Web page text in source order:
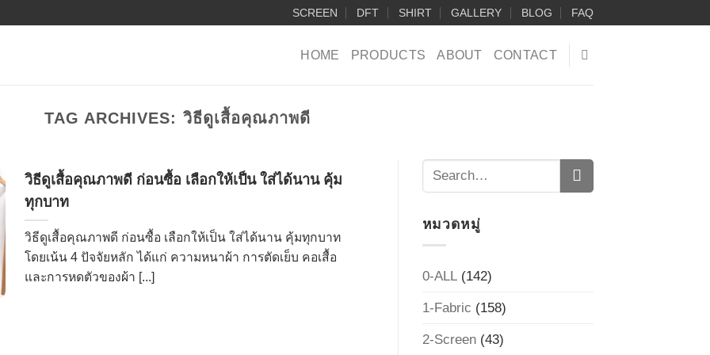
SCREEN DFT SHIRT GALLERY BLOG FAQ
HOME PRODUCTS ABOUT CONTACT
TAG ARCHIVES: วิธีดูเสื้อคุณภาพดี
วิธีดูเสื้อคุณภาพดี ก่อนซื้อ เลือกให้เป็น ใส่ได้นาน คุ้ม
ทุกบาท
วิธีดูเสื้อคุณภาพดี ก่อนซื้อ เลือกให้เป็น ใส่ได้นาน คุ้มทุกบาท
โดยเน้น 4 ปัจจัยหลัก ได้แก่ ความหนาผ้า การตัดเย็บ คอเสื้อ
และการหดตัวของผ้า [...]
หมวดหมู่
0-ALL(142)
1-Fabric (158)
2-Screen(43)